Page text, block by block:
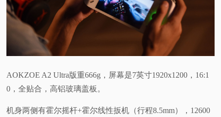
专
题
AOKZOE A2 Ultra版重666g，屏幕是7英寸1920x1200，16:1
0，全贴合，高铝玻璃盖板。
机身两侧有霍尔摇杆+霍尔线性扳机（行程8.5mm），12600